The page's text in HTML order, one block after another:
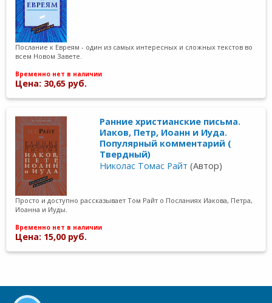
Послание к Евреям - один из самых интересных и сложных текстов во
всем Новом Завете.
Временно нет в наличии
Цена: 30,65 руб.
Ранние христианские письма.
Иаков, Петр, Иоанн и Иуда.
Популярный комментарий (
Твердный)
Николас Томас Райт (Автор)
Просто и доступно рассказывает Том Райт о Посланиях Иакова, Петра,
Иоанна и Иуды.
Временно нет в наличии
Цена: 15,00 руб.